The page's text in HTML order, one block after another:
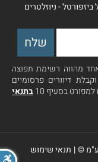
- ניוזלטרים
מהווה רשימת תפוצה
דיוורים פרסומיים
בסעיף 10
בתנאי
©
| תנאי שימוש